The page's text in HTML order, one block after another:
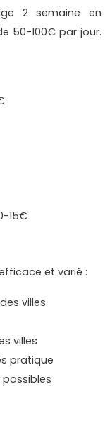
2 semaine en
50-100€ par jour.
15€
et varié :
villes
villes
pratique